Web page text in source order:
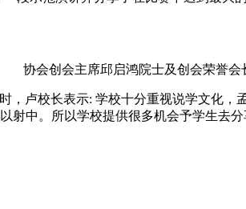
协会创会主席邱启鸿院士及创会荣誉会
卢校长表示: 学校十分重视说学文化，
射中。所以学校提供很多机会予学生去